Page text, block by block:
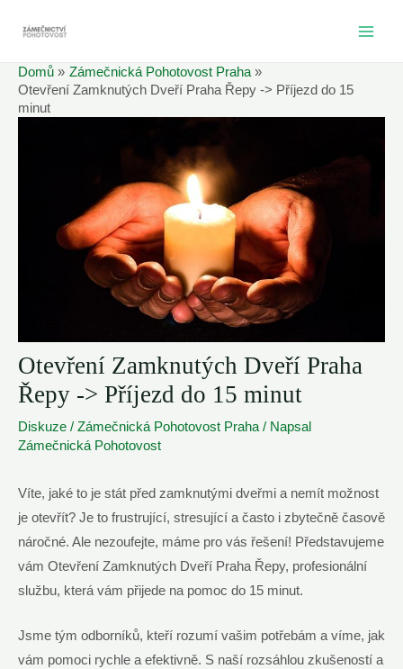
Domů
Zámečnická Pohotovost Praha
Otevření Zamknutých Dveří Praha Řepy -> Příjezd do 15
minut
Otevření Zamknutých Dveří Praha
Řepy -> Příjezd do 15 minut
Diskuze / Zámečnická Pohotovost Praha / Napsal
Zámečnická Pohotovost
Víte, jaké to je stát před zamknutými dveřmi a nemít možnost
je otevřít? Je to frustrující, stresující a často i zbytečně časově
náročné. Ale nezoufejte, máme pro vás řešení! Představujeme
vám Otevření Zamknutých Dveří Praha Řepy, profesionální
službu, která vám přijede na pomoc do 15 minut.
Jsme tým odborníků, kteří rozumí vašim potřebám a víme, jak
vám pomoci rychle a efektivně. S naší rozsáhlou zkušeností a